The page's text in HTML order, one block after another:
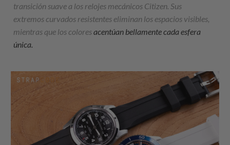
transición suave a los relojes mecánicos Citizen. Sus
extremos curvados resistentes eliminan los espacios visibles,
mientras que los coloresacentúan bellamente cada esfera
única.